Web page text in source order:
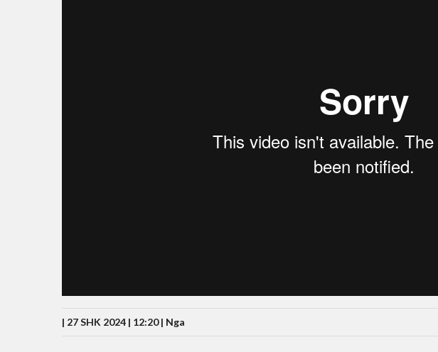
| 27 SHK 2024 | 12:20 | Nga